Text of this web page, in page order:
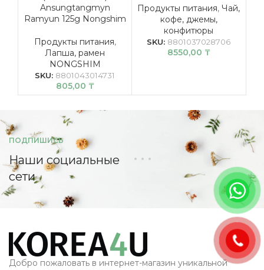
Ansungtangmyn
Ramyun 125g Nongshim
Продукты питания,
Лапша, рамен
NONGSHIM
SKU: 8801043014731
805,00 ₸
Продукты питания, Чай,
кофе, джемы,
конфитюры
SKU: 8801037028706
8550,00 ₸
ПОДПИШИСЬ
Наши социальные
сети
Добро пожаловать в интернет-магазин уникальной